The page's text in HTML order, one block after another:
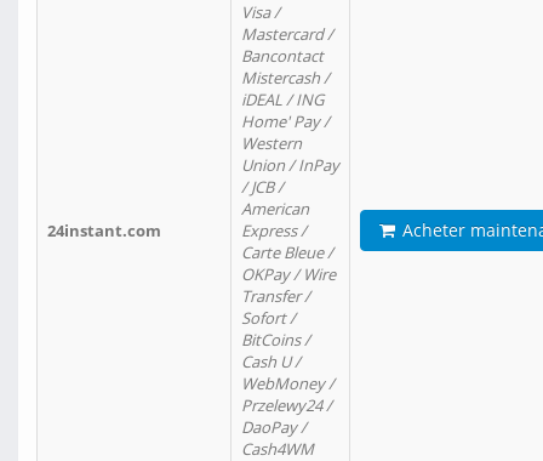
24instant.com
Visa /
Mastercard /
Bancontact
Mistercash /
iDEAL / ING
Home' Pay /
Western
Union / InPay
/ JCB /
American
Express /
Carte Bleue /
OKPay / Wire
Transfer /
Sofort /
BitCoins /
Cash U /
WebMoney /
Przelewy24 /
DaoPay /
Cash4WM
Acheter